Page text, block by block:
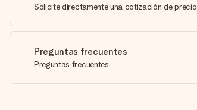
Solicite directamente una cotización de precio
Preguntas frecuentes
Preguntas frecuentes